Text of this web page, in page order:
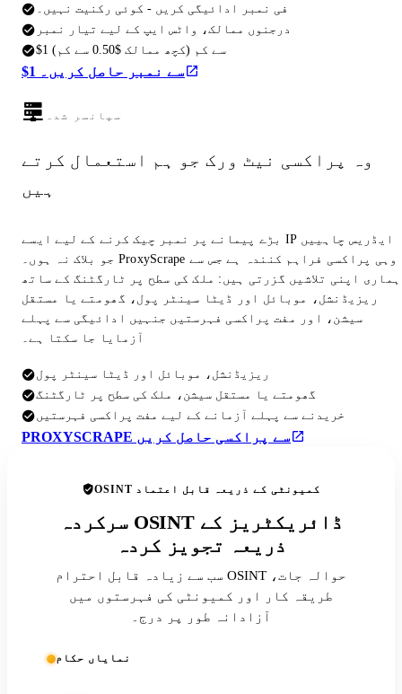
فی نمبر ادائیگی کریں - کوئی رکنیت نہیں۔
درجنوں ممالک، واٹس ایپ کے لیے تیار نمبر
$1 سے کم (کچھ ممالک $0.50 سے کم)
$1 سے نمبر حاصل کریں۔
سپانسر شدہ
وہ پراکسی نیٹ ورک جو ہم استعمال کرتے
ہیں
بڑے پیمانے پر نمبر چیک کرنے کے لیے ایسے IP ایڈریس چاہییں
جو بلاک نہ ہوں۔ ProxyScrape وہی پراکسی فراہم کنندہ ہے جس سے
ہماری اپنی تلاشیں گزرتی ہیں: ملک کی سطح پر ٹارگٹنگ کے ساتھ
ریزیڈنشل، موبائل اور ڈیٹا سینٹر پول، گھومتے یا مستقل
سیشن، اور مفت پراکسی فہرستیں جنہیں ادائیگی سے پہلے
آزمایا جا سکتا ہے۔
ریزیڈنشل، موبائل اور ڈیٹا سینٹر پول
گھومتے یا مستقل سیشن، ملک کی سطح پر ٹارگٹنگ
خریدنے سے پہلے آزمانے کے لیے مفت پراکسی فہرستیں
PROXYSCRAPE سے پراکسی حاصل کریں
OSINT کمیونٹی کے ذریعہ قابل اعتماد
سرکردہ OSINT ڈائریکٹریز کے
ذریعہ تجویز کردہ
سب سے زیادہ قابل احترام OSINT حوالہ جات،
طریقہ کار اور کمیونٹی کی فہرستوں میں
آزادانہ طور پر درج۔
نمایاں حکام